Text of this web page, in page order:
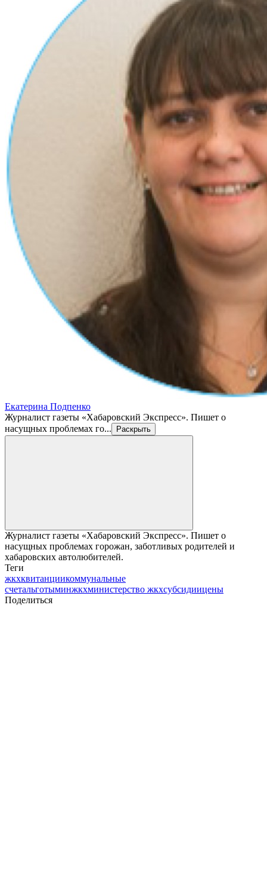
Екатерина Подпенко
Журналист газеты «Хабаровский Экспресс». Пишет о
насущных проблемах го...
Раскрыть
Журналист газеты «Хабаровский Экспресс». Пишет о
насущных проблемах горожан, заботливых родителей и
хабаровских автолюбителей.
Теги
жкхквитанциикоммунальные
счетальготыминжкхминистерство жкхсубсидиицены
Поделиться